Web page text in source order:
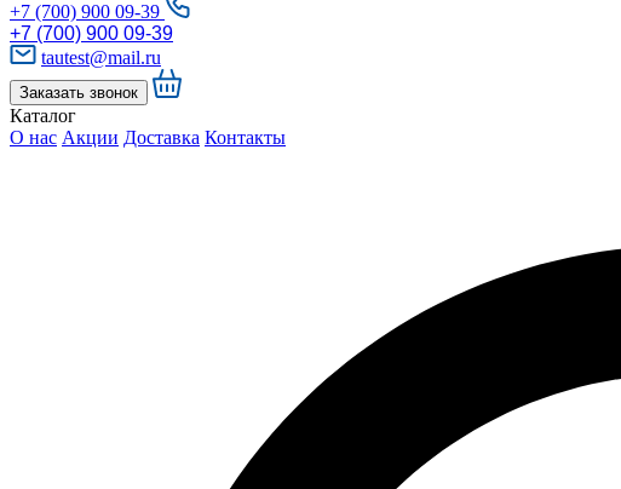
+7 (700) 900 09-39
+7 (700) 900 09-39
tautest@mail.ru
Заказать звонок
Каталог
О нас Акции Доставка Контакты